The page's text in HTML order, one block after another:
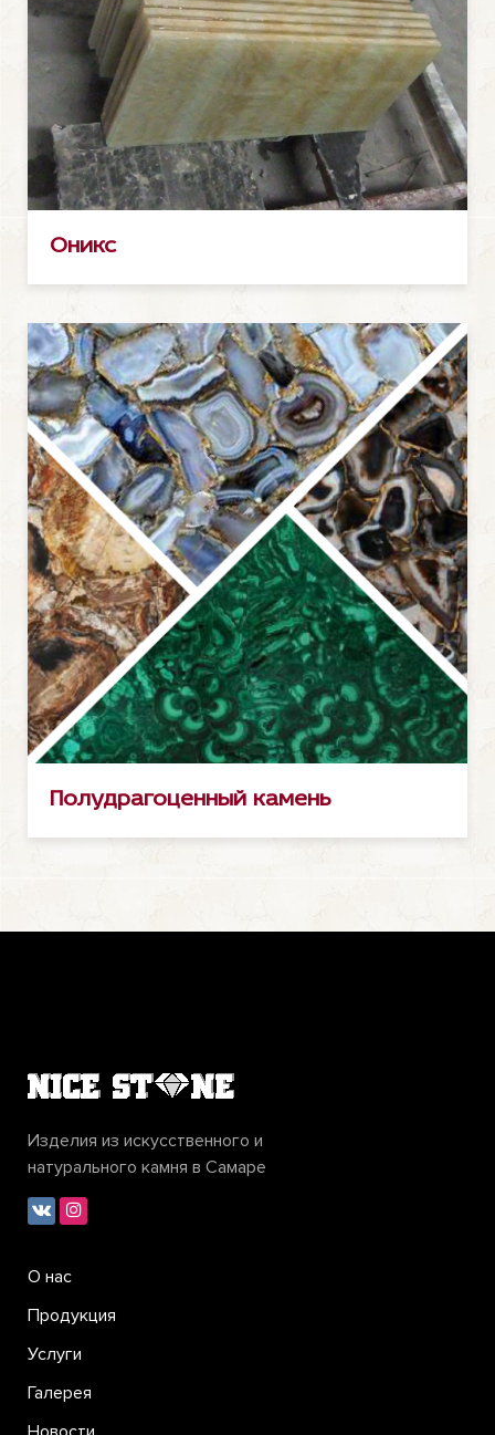
Оникс
Полудрагоценный камень
Изделия из искусственного и
натурального камня в Самаре
О нас
Продукция
Услуги
Галерея